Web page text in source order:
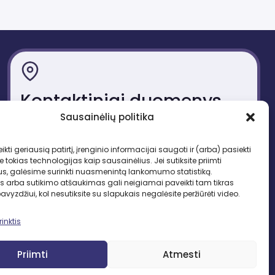
Sausainėlių politika
geriausią patirtį, įrenginio informacijai saugoti ir (arba) pasiekti
tokias technologijas kaip sausainėlius. Jei sutiksite priimti
galėsime surinkti nuasmenintą lankomumo statistiką.
arba sutikimo atšaukimas gali neigiamai paveikti tam tikras
kol nesutiksite su slapukais negalėsite peržiūrėti video.
Priimti Atmesti
Kontaktiniai duomenys
Tel. +370 683 95403
El. paštas: lbd.sekretore@gmail.com